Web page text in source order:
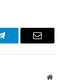
Telegram Email
Website